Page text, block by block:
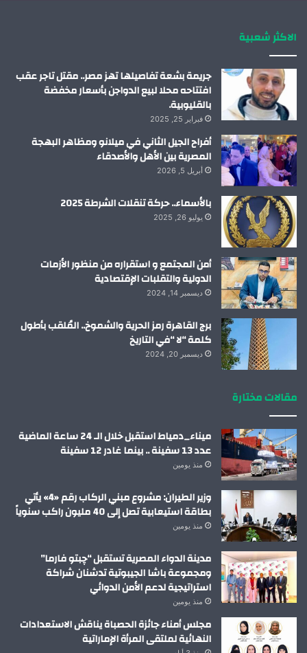
م
الاكثر شعبية
جريمة بشعة تفاصيلها تهز مصر.. مقتل تاجر عقب
افتتاحه محلا لبيع الدواجن بأسعار مخفضة
بالقليوبية.
فبراير 25, 2025
أفراح الجيل الثاني في ميلانو ومظاهر البهجة
المصرية بين الأهل والأصدقاء
أبريل 5, 2026
بالأسماء.. حركة تنقلات الشرطة 2025
يوليو 26, 2025
أمن المجتمع و استقراره من منظور الأزمات
الدولية والتقلبات الإقتصادية
ديسمبر 14, 2024
برج القاهرة رمز الحرية والشموخ.. المُلقب بأطول
كلمة “لا “في التاريخ
ديسمبر 20, 2024
مقالات مختارة
ميناء_دمياط استقبل خلال الـ 24 ساعة الماضية
عدد 13 سفينة .. بينما غادر 12 سفينة
منذ يومين
وزير الطيران: مشروع مبني الركاب رقم «4» يأتي
بطاقة استيعابية تصل إلى 40 مليون راكب سنوياً
منذ يومين
مدينة الدواء المصرية تستقبل “چبتو فارما”
ومجموعة باشا الجيبوتية تدشنان شراكة
استراتيجية لدعم الأمن الدوائي
منذ يومين
مجلس أمناء جائزة الحصباة يناقش الاستعدادات
النهائية لملتقى المرأة الإماراتية